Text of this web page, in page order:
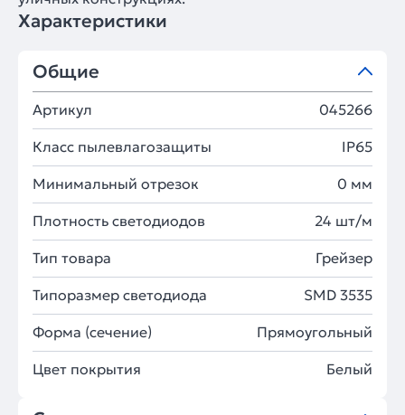
Характеристики
Общие
Артикул 045266
Класс пылевлагозащиты IP65
Минимальный отрезок 0 мм
Плотность светодиодов 24 шт/м
Тип товара Грейзер
Типоразмер светодиода SMD 3535
Форма (сечение) Прямоугольный
Цвет покрытия Белый